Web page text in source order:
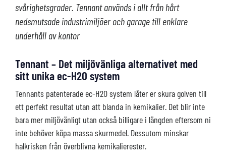
svårighetsgrader. Tennant används i allt från hårt
nedsmutsade industrimiljöer och garage till enklare
underhåll av kontor
Tennant – Det miljövänliga alternativet med
sitt unika ec-H2O system
Tennants patenterade ec-H2O system låter er skura golven till
ett perfekt resultat utan att blanda in kemikalier. Det blir inte
bara mer miljövänligt utan också billigare i längden eftersom ni
inte behöver köpa massa skurmedel. Dessutom minskar
halkrisken från överblivna kemikalierester.